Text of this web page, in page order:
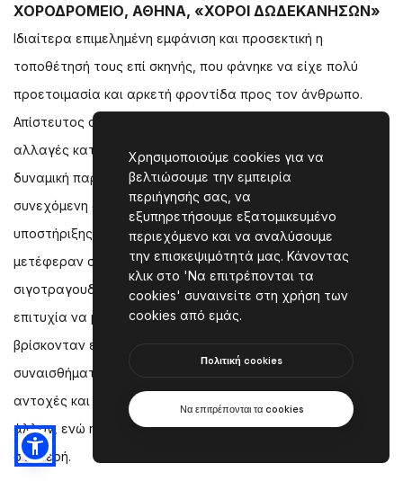
Χρησιμοποιούμε cookies για να
βελτιώσουμε την εμπειρία
περιήγησής σας, να
εξυπηρετήσουμε εξατομικευμένο
περιεχόμενο και να αναλύσουμε
την επισκεψιμότητά μας. Κάνοντας
κλικ στο 'Να επιτρέπονται τα
cookies' συναινείτε στη χρήση των
cookies από εμάς.
Πoλιτική cookies
Να επιτρέπονται τα cookies
ΧΟΡΟΔΡΟΜΕΙΟ, ΑΘΗΝΑ, «ΧΟΡΟΙ ΔΩΔΕΚΑΝΗΣΩΝ»
Ιδιαίτερα επιμελημένη εμφάνιση και προσεκτική η
τοποθέτησή τους επί σκηνής, που φάνηκε να είχε πολύ
προετοιμασία και αρκετή φροντίδα προς τον άνθρωπο.
Απίστευτος συγχρονισμός με ιδιαίτερη δυσκολία στις
αλλαγές κατευθύνσεων. Χορευτές με ακρίβεια στα βήματα,
δυναμική παρουσία και έμφαση στο συναίσθημα με μια
συνεχόμενη αγκαλιά μεταξύ τους σαν αόρατο σχοινί
υποστήριξης, που φάνηκε στην σταθερή λαβή τους. Μας
μετέφεραν στο βίωμά τους με το τραγούδι που
σιγοτραγουδούσαν, ενώ χόρευαν και την μοναδική
επιτυχία να μπορούν να δείχνουν με τα σώματά τους πως
βρίσκονταν εντός του ρυθμού, της μουσικής, του
συναισθήματος και της στιγμής. Μαγικοί με απίστευτές
αντοχές και ομαλές μεταβάσεις από τον έναν χορό στον
άλλον, ενώ η διάθεσή τους έμενε σε υψηλά επίπεδα και
σταθερή.